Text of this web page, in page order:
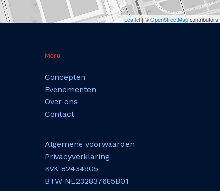
Leaflet| ©OpenStreetMapcontributors
Menu
Concepten
Evenementen
Over ons
Contact
Algemene voorwaarden
Privacyverklaring
KvK 82434905
BTW NL232837685B01